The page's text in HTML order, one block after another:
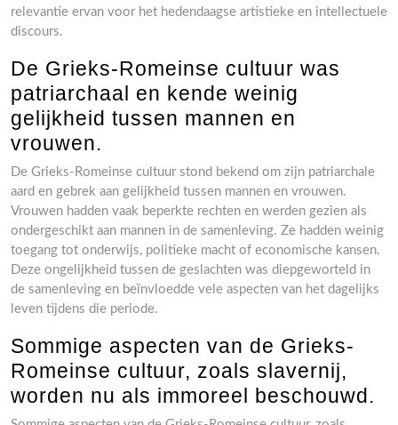
relevantie ervan voor het hedendaagse artistieke en intellectuele
discours.
De Grieks-Romeinse cultuur was
patriarchaal en kende weinig
gelijkheid tussen mannen en
vrouwen.
De Grieks-Romeinse cultuur stond bekend om zijn patriarchale
aard en gebrek aan gelijkheid tussen mannen en vrouwen.
Vrouwen hadden vaak beperkte rechten en werden gezien als
ondergeschikt aan mannen in de samenleving. Ze hadden weinig
toegang tot onderwijs, politieke macht of economische kansen.
Deze ongelijkheid tussen de geslachten was diepgeworteld in
de samenleving en beïnvloedde vele aspecten van het dagelijks
leven tijdens die periode.
Sommige aspecten van de Grieks-
Romeinse cultuur, zoals slavernij,
worden nu als immoreel beschouwd.